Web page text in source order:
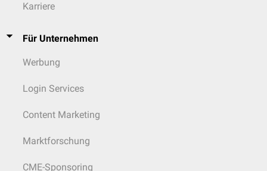
Karriere
Für Unternehmen
Werbung
Login Services
Content Marketing
Marktforschung
CME-Sponsoring